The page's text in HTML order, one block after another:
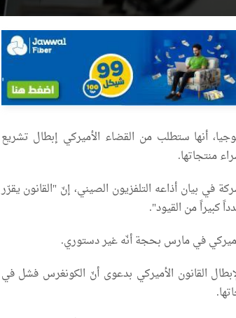
أنها ستطلب من القضاء الأميركي إبطال تشريع
منتجاتها.
في بيان أذاعه التلفزيون الصيني، إنّ "القانون يقرّر
كبيراً من القيود".
في مارس بحجة أنّه غير دستوري.
القانون الأميركي بدعوى أنّ الكونغرس فشل في